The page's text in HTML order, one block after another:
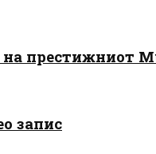
на престижниот
запис